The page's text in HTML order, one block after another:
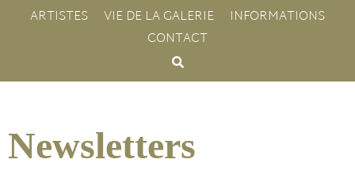
ARTISTES VIE DE LA GALERIE
INFORMATIONS
CONTACT
Newsletters